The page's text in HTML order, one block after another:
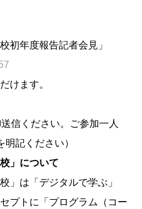
初年度報告記者会見」
けます。
信ください。ご参加一人
記ください）
」について
」は「デジタルで学ぶ」
プトに「プログラム（コー